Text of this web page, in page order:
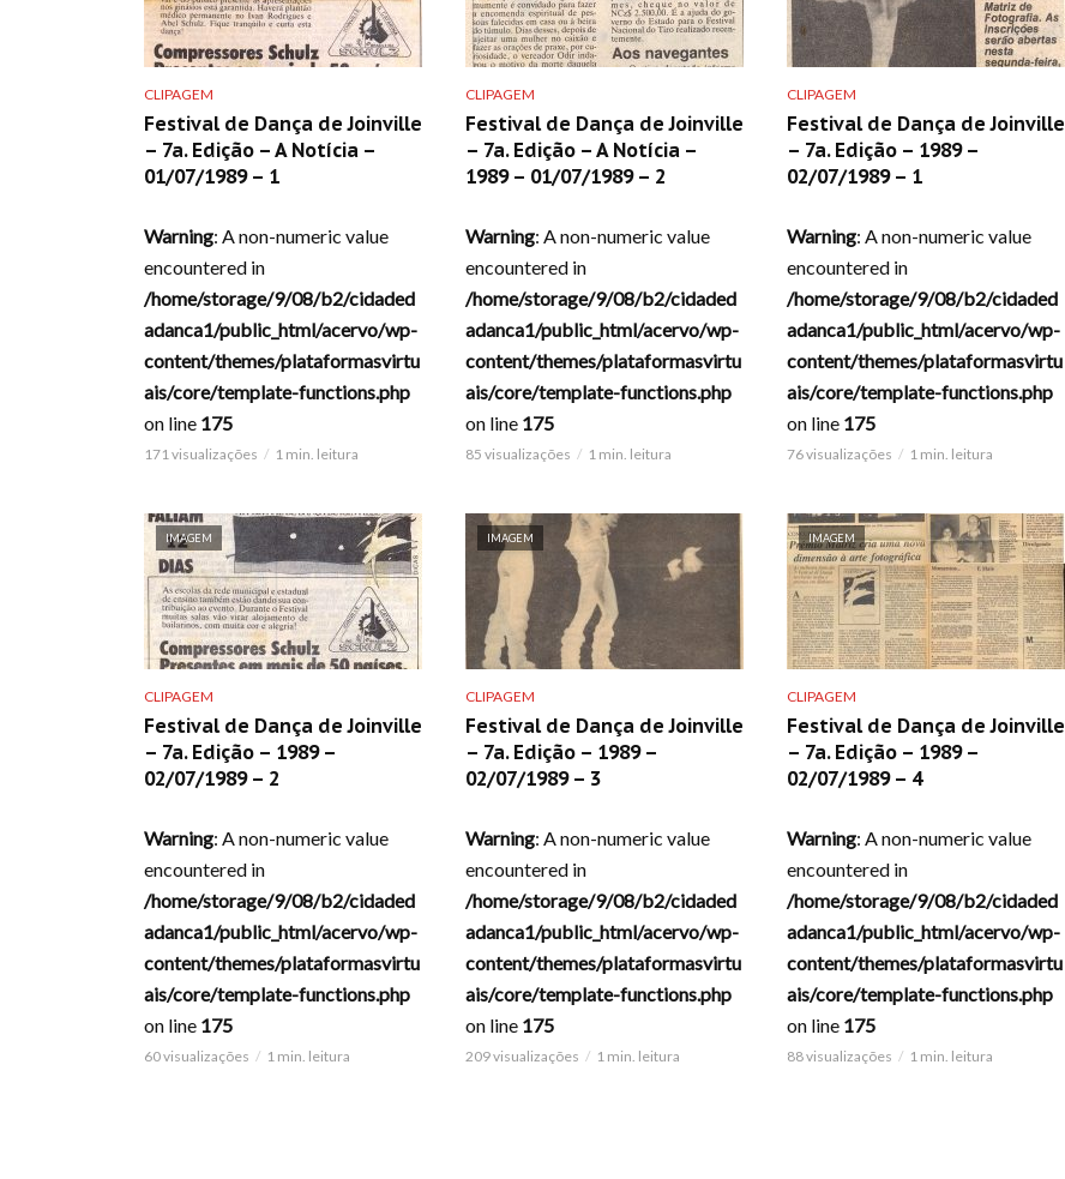
CLIPAGEM
Festival de Dança de Joinville
– 7a. Edição – A Notícia –
01/07/1989 – 1
Warning: A non-numeric value
encountered in
/home/storage/9/08/b2/cidaded
adanca1/public_html/acervo/wp-
content/themes/plataformasvirtu
ais/core/template-functions.php
on line 175
171 visualizações 1 min. leitura
CLIPAGEM
Festival de Dança de Joinville
– 7a. Edição – A Notícia –
1989 – 01/07/1989 – 2
Warning: A non-numeric value
encountered in
/home/storage/9/08/b2/cidaded
adanca1/public_html/acervo/wp-
content/themes/plataformasvirtu
ais/core/template-functions.php
on line 175
85 visualizações 1 min. leitura
CLIPAGEM
Festival de Dança de Joinville
– 7a. Edição – 1989 –
02/07/1989 – 1
Warning: A non-numeric value
encountered in
/home/storage/9/08/b2/cidaded
adanca1/public_html/acervo/wp-
content/themes/plataformasvirtu
ais/core/template-functions.php
on line 175
76 visualizações 1 min. leitura
IMAGEM
CLIPAGEM
Festival de Dança de Joinville
– 7a. Edição – 1989 –
02/07/1989 – 2
Warning: A non-numeric value
encountered in
/home/storage/9/08/b2/cidaded
adanca1/public_html/acervo/wp-
content/themes/plataformasvirtu
ais/core/template-functions.php
on line 175
60 visualizações 1 min. leitura
IMAGEM
CLIPAGEM
Festival de Dança de Joinville
– 7a. Edição – 1989 –
02/07/1989 – 3
Warning: A non-numeric value
encountered in
/home/storage/9/08/b2/cidaded
adanca1/public_html/acervo/wp-
content/themes/plataformasvirtu
ais/core/template-functions.php
on line 175
209 visualizações 1 min. leitura
IMAGEM
CLIPAGEM
Festival de Dança de Joinville
– 7a. Edição – 1989 –
02/07/1989 – 4
Warning: A non-numeric value
encountered in
/home/storage/9/08/b2/cidaded
adanca1/public_html/acervo/wp-
content/themes/plataformasvirtu
ais/core/template-functions.php
on line 175
88 visualizações 1 min. leitura